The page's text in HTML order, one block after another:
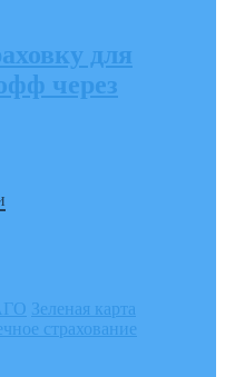
для
через
Зеленая карта
страхование